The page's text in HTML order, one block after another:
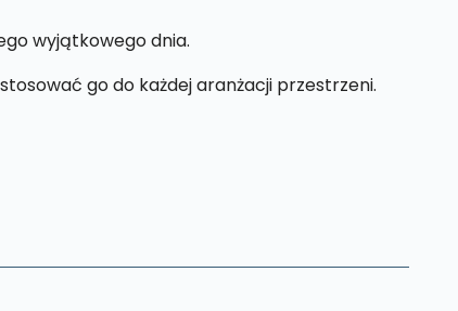
wyjątkowego dnia.
go do każdej aranżacji przestrzeni.